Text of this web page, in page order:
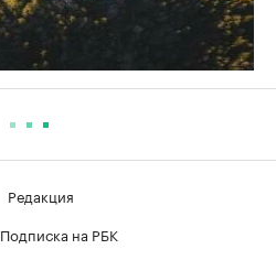
Редакция
Подписка на РБК